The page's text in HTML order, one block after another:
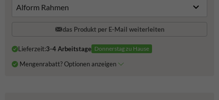
das Produkt per E-Mail weiterleiten
Lieferzeit:3-4 Arbeitstage Donnerstag zu Hause
Mengenrabatt? Optionen anzeigen